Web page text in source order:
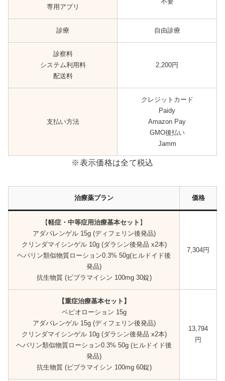
専用アプリ
診療 自由診療
診察料
システム利用料
配送料
2,200円
支払い方法
クレジットカード
Paidy
Amazon Pay
GMO後払い
Jamm
※表示価格は全て税込
治療薬プラン 価格
【軽症・中等症用治療基本セット 】
アダパレンゲル 15g (ディフェリン後発品)
クリンダマイシンゲル 10g (ダラシン後発品 x2本)
ヘパリン類似物質ローション0.3% 50g(ヒルドイド後
発品)
抗生物質 (ビブラマイシン 100mg 30錠)
7,304円
【重症治療基本セット】
ベピオローション 15g
アダパレンゲル 15g (ディフェリン後発品)
クリンダマイシンゲル 10g (ダラシン後発品 x2本)
ヘパリン類似物質ローション0.3% 50g (ヒルドイド後
発品)
抗生物質 (ビブラマイシン 100mg 60錠)
13,794
円